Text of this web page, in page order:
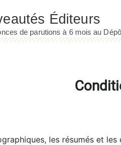
les résumés et